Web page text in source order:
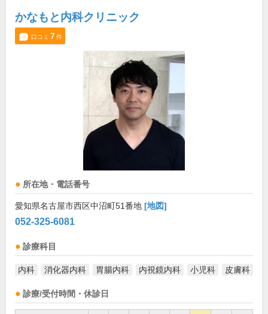
かなもと内科クリニック
口コミ 7件
所在地・電話番号
愛知県名古屋市西区中沼町51番地 [地図]
052-325-6081
診療科目
内科 消化器内科 胃腸内科 内視鏡内科 小児科 皮膚科
診療/受付時間・休診日